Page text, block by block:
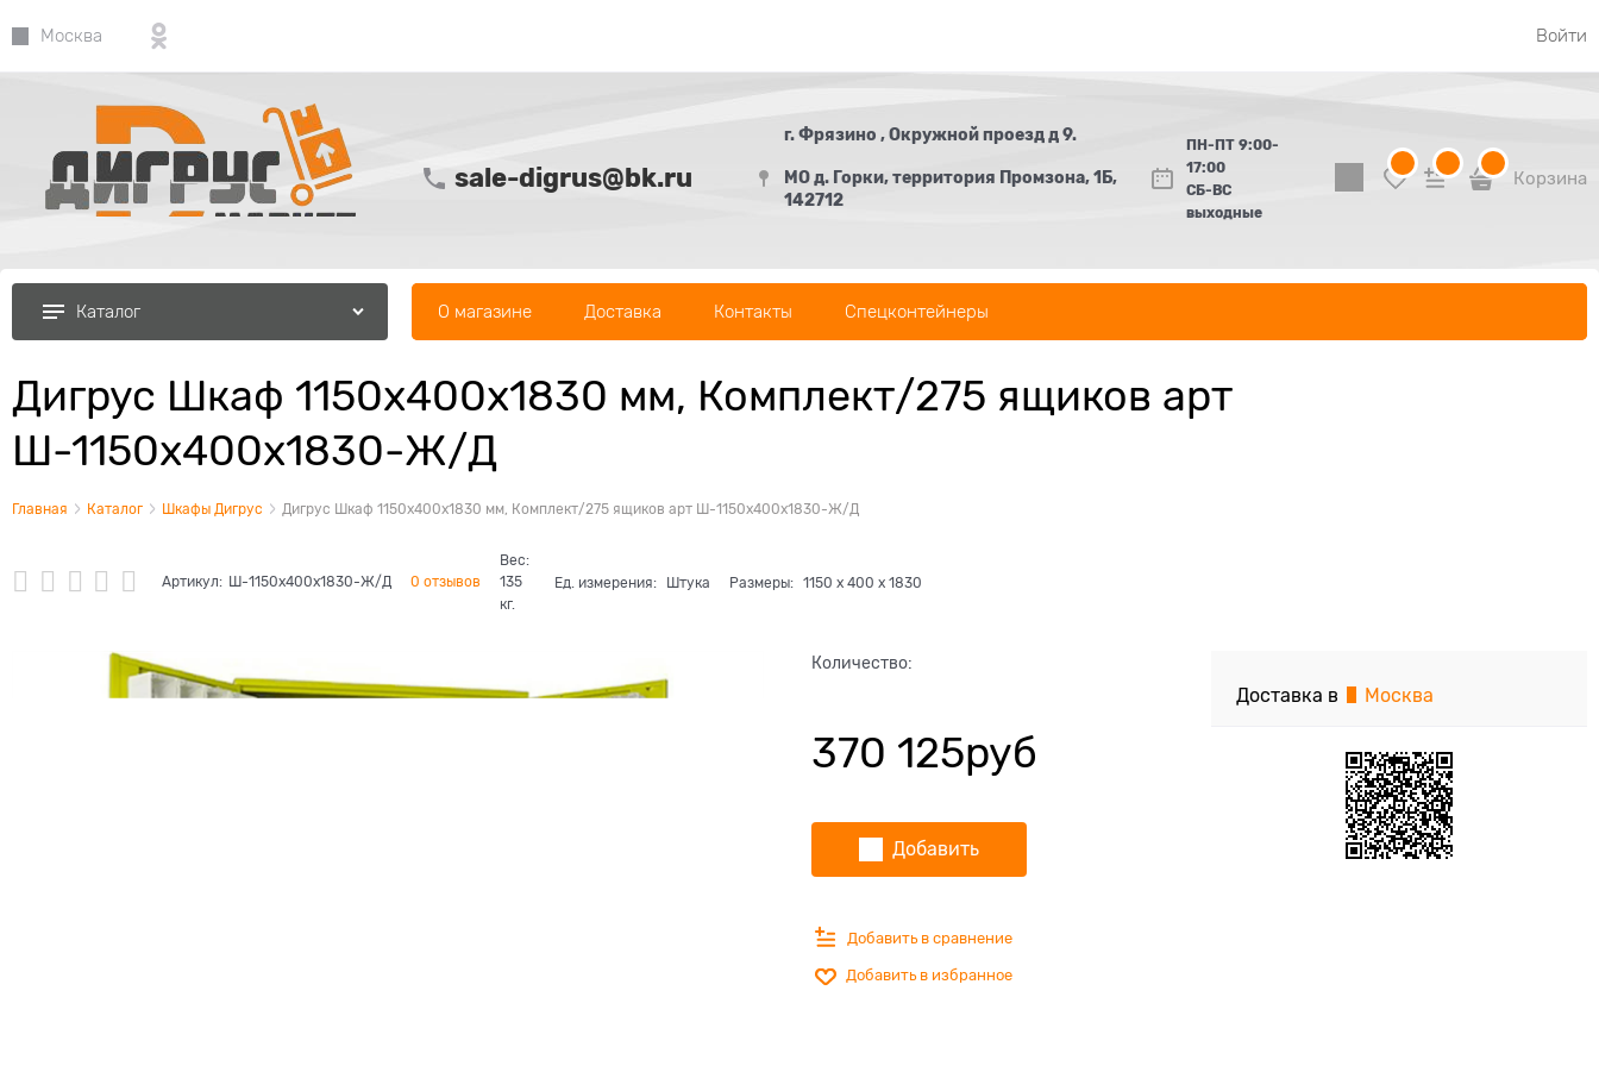
Москва Войти
sale-digrus@bk.ru
г. Фрязино , Окружной проезд д 9.
МО д. Горки, территория Промзона, 1Б,
142712
ПН-ПТ 9:00-
17:00
СБ-ВС
выходные
Корзина
Каталог О магазине Доставка Контакты Спецконтейнеры
Дигрус Шкаф 1150х400х1830 мм, Комплект/275 ящиков арт
Ш-1150х400х1830-Ж/Д
Главная Каталог Шкафы Дигрус Дигрус Шкаф 1150х400х1830 мм, Комплект/275 ящиков арт Ш-1150х400х1830-Ж/Д
Артикул: Ш-1150х400х1830-Ж/Д 0 отзывов
Вес:
135
кг.
Ед. измерения: Штука Размеры: 1150 x 400 x 1830
Количество:
370 125руб
Добавить
Добавить в сравнение
Добавить в избранное
Доставка в Москва